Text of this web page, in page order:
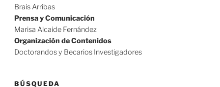
Brais Arribas
Prensa y Comunicación
Marisa Alcaide Fernández
Organización de Contenidos
Doctorandos y Becarios Investigadores
BÚSQUEDA